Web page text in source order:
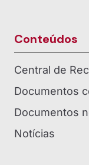
Conteúdos
Central de
Documentos
Documentos
Notícias